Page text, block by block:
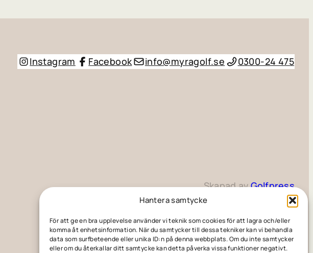
Hantera samtycke
För att ge en bra upplevelse använder vi teknik som cookies för att lagra och/eller
komma åt enhetsinformation. När du samtycker till dessa tekniker kan vi behandla
data som surfbeteende eller unika ID:n på denna webbplats. Om du inte samtycker
eller om du återkallar ditt samtycke kan detta påverka vissa funktioner negativt.
Instagram Facebook info@myragolf.se 0300-24 475
Skapad avGolfpress